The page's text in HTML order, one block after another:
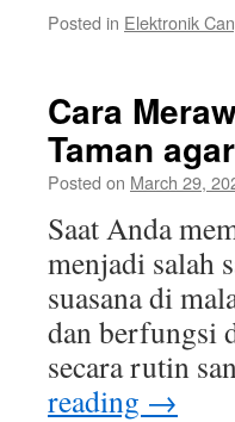
Posted in Elektronik
Cara
Taman
Posted on March 29,
Saat Anda
menjadi salah
suasana di
dan berfungsi
secara rutin
reading →